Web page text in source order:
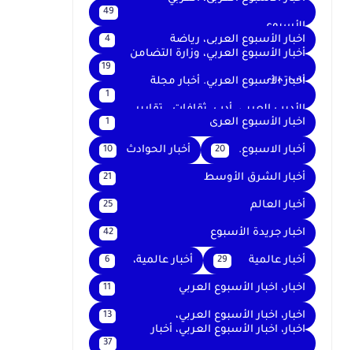
الأسبوع
49
اخبار الأسبوع العربى، رياضة 4
أخبار الأسبوع العربي، وزارة التضامن
الاجتماعي
19
أخبار الأسبوع العربي. أخبار مجلة
الأديب العربي. أدب. ثقافات . تقارير .
1
اخبار الأسبوع العرى 1
أخبار الاسبوع. 20 أخبار الحوادث 10
أخبار الشرق الأوسط 21
أخبار العالم 25
اخبار جريدة الأسبوع 42
أخبار عالمية 29 أخبار عالمية، 6
اخبار، اخبار الأسبوع العربي 11
اخبار، اخبار الأسبوع العربي، 13
اخبار، اخبار الأسبوع العربي، أخبار
37